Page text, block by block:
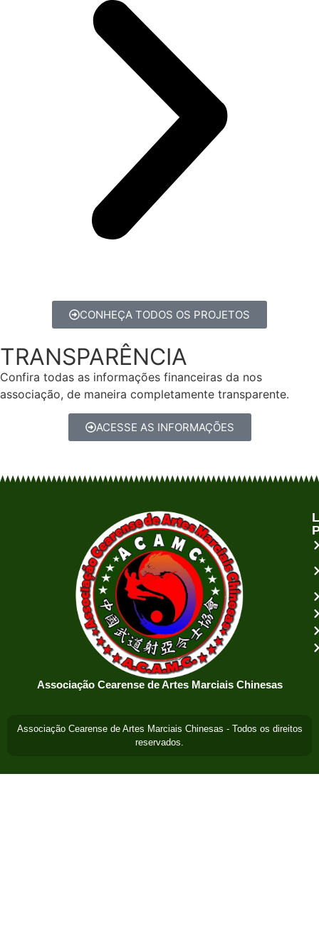
CONHEÇA TODOS OS PROJETOS
TRANSPARÊNCIA
Confira todas as informações financeiras da nos
associação, de maneira completamente transparente.
ACESSE AS INFORMAÇÕES
Associação Cearense de Artes Marciais Chinesas
Associação Cearense de Artes Marciais Chinesas - Todos os direitos
reservados.